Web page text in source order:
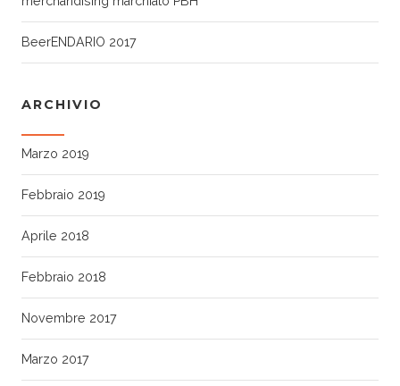
BeerENDARIO 2017
ARCHIVIO
Marzo 2019
Febbraio 2019
Aprile 2018
Febbraio 2018
Novembre 2017
Marzo 2017